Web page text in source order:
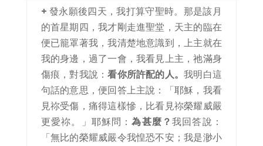
+ 發永願後四天，我打算守聖時。那是該月
的首星期四，我才剛走進聖堂，天主的臨在
便已籠罩著我，我清楚地意識到，上主就在
我的身邊，過了一會，我看見上主，祂滿身
傷痕，對我說：看你所許配的人。我明白這
句話的意思，便回答上主說：「耶穌，我看
見祢受傷，痛得這樣慘，比看見祢榮耀威嚴
更愛祢。」耶穌問：為甚麼？我回答說：
「無比的榮耀威嚴令我惶恐不安；我是渺小